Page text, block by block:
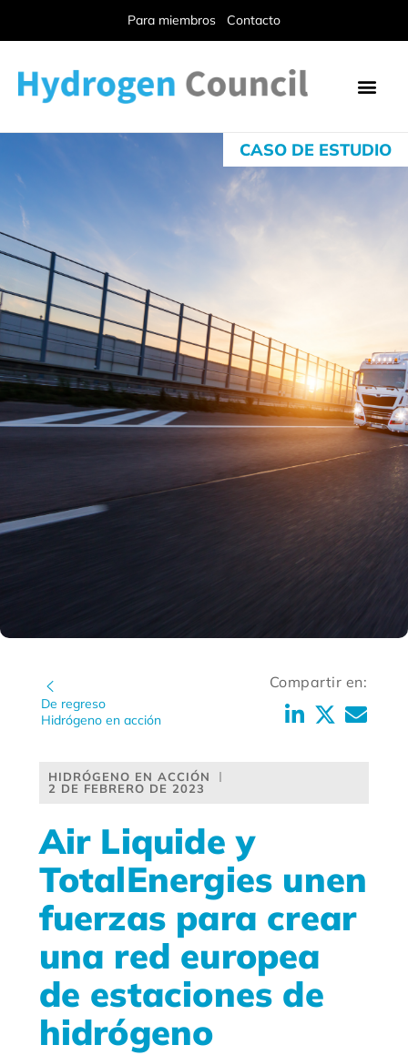
Para miembros Contacto
CASO DE ESTUDIO
De regreso
Hidrógeno en acción
Compartir en:
HIDRÓGENO EN ACCIÓN
2 DE FEBRERO DE 2023
Air Liquide y
TotalEnergies unen
fuerzas para crear
una red europea
de estaciones de
hidrógeno